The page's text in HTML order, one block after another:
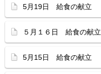
5月19日 給食の献立
５月１６日 給食の献立
5月15日 給食の献立